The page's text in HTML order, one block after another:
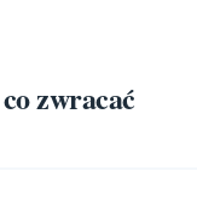
zwracać